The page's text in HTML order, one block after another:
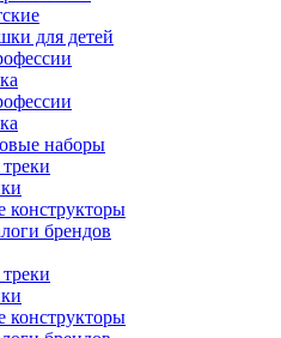
для детей
наборы
конструкторы
брендов
конструкторы